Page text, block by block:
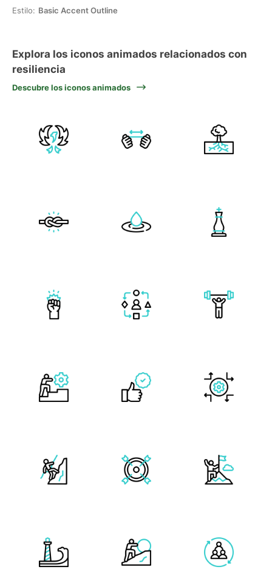
Estilo: Basic Accent Outline
Explora los iconos animados relacionados con
resiliencia
Descubre los iconos animados